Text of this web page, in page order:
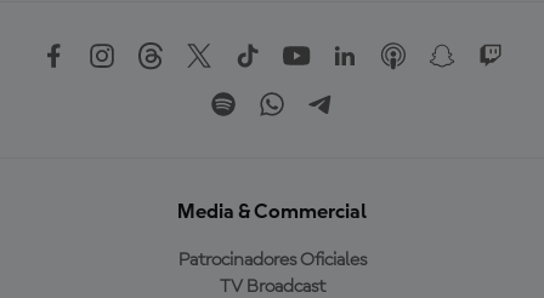
Media & Commercial
Patrocinadores Oficiales
TV Broadcast